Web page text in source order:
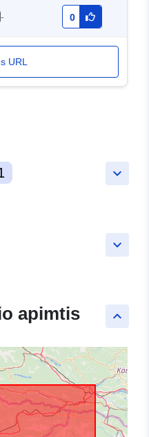
- 0
URL
keyboard_arrow_down
keyboard_arrow_down
keyboard_arrow_up
apimtis